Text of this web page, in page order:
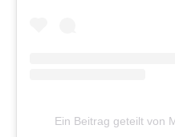
Ein Beitrag geteilt von